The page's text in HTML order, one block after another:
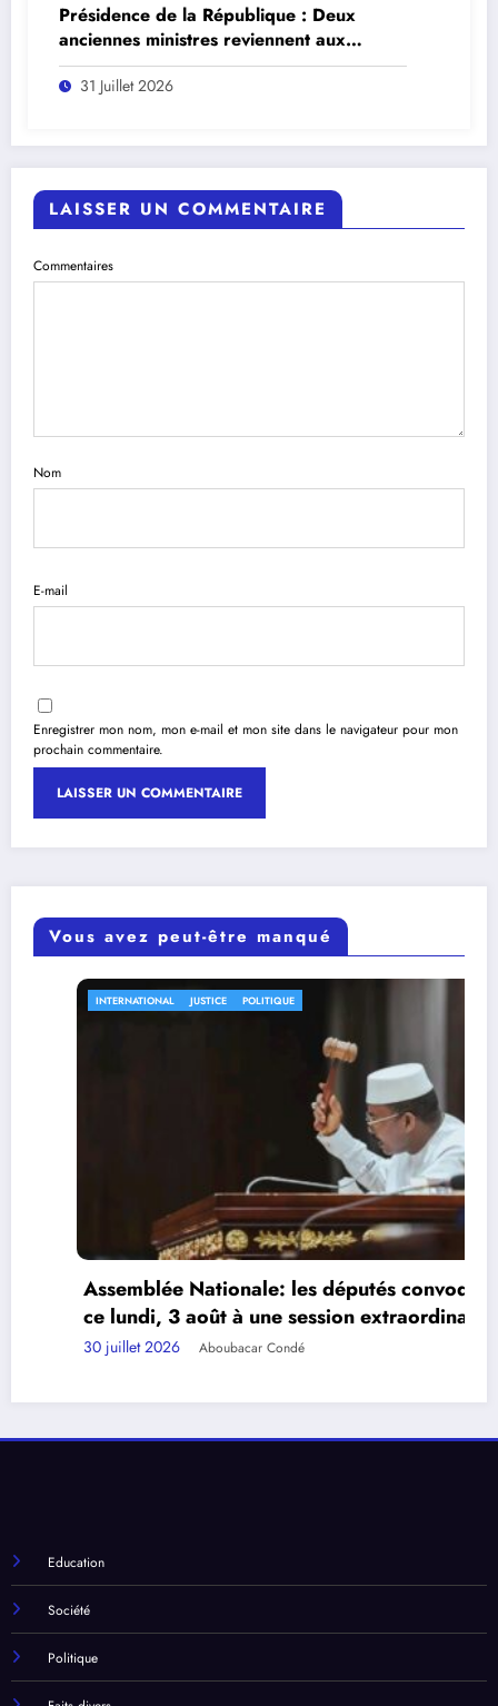
Présidence de la République : Deux
anciennes ministres reviennent aux
affaires.
31 Juillet 2026
LAISSER UN COMMENTAIRE
Commentaires
Nom
E-mail
Enregistrer mon nom, mon e-mail et mon site dans le navigateur pour mon
prochain commentaire.
Vous avez peut-être manqué
INTERNATIONAL JUSTICE POLITIQUE
Assemblée Nationale: les députés convoqués
ce lundi, 3 août à une session extraordinaire.
30 juillet 2026 Aboubacar Condé
Education
Société
Politique